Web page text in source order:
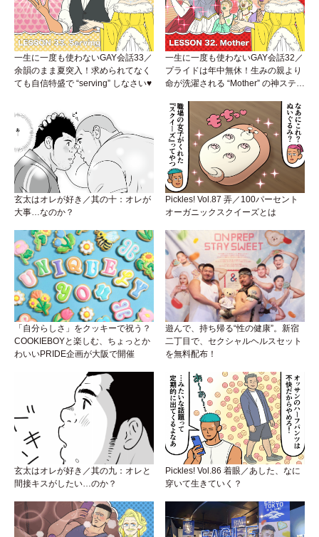
一生に一度も使わないGAY会話33／
余韻のまま夏突入！求められてなく
ても自信特盛で “serving” しなさい♥
一生に一度も使わないGAY会話32／
プライドは年中無休！生みの親より
命が洗濯される “Mother” の神ステー
玄太はオレが好き／其の十：オレが
大事…なのか？
Pickles! Vol.87 弄／100パーセント
オーガニックスクイーズとは
「自分らしさ」をクッキーで祝う？
COOKIEBOYと楽しむ、ちょっとか
わいいPRIDE企画が大阪で開催
遊んで、持ち帰る“性の健康”。新宿
二丁目で、セクシャルヘルスセット
を無料配布！
玄太はオレが好き／其の九：オレと
間接キスがしたい…のか？
Pickles! Vol.86 着眼／あした、なに
穿いて生きていく？